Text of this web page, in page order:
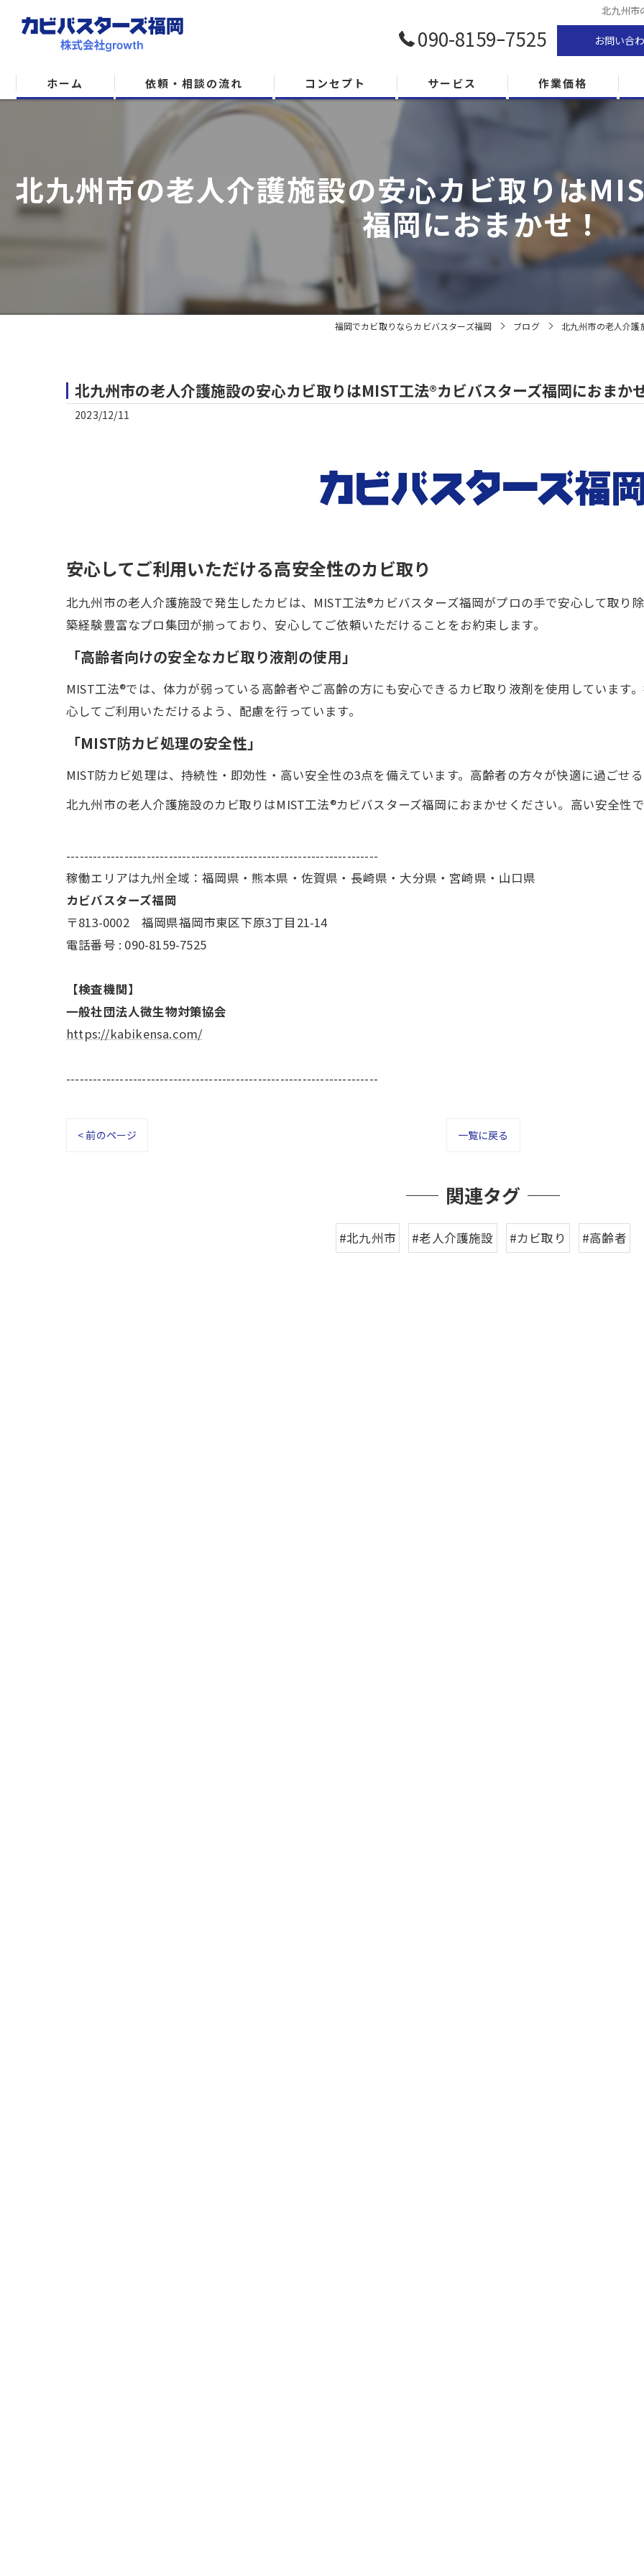
北九州市
090-8159ｰ7525 お問い合
ホーム 依頼・相談の流れ コンセプト サービス 作業価格
北九州市の老人介護施設の安心カビ取りは
福岡におまかせ！
福岡でカビ取りならカビバスターズ福岡 ブログ 北九州市の老人介護
北九州市の老人介護施設の安心カビ取りはMIST工法®カビバスターズ福岡におまか
2023/12/11
安心してご利用いただける高安全性のカビ取り
北九州市の老人介護施設で発生したカビは、MIST工法®カビバスターズ福岡がプロの手で安心して取り
築経験豊富なプロ集団が揃っており、安心してご依頼いただけることをお約束します。
「高齢者向けの安全なカビ取り液剤の使用」
MIST工法®では、体力が弱っている高齢者やご高齢の方にも安心できるカビ取り液剤を使用しています
心してご利用いただけるよう、配慮を行っています。
「MIST防カビ処理の安全性」
MIST防カビ処理は、持続性・即効性・高い安全性の3点を備えています。高齢者の方々が快適に過ごせ
北九州市の老人介護施設のカビ取りはMIST工法®カビバスターズ福岡におまかせください。高い安全性
----------------------------------------------------------------------
稼働エリアは九州全域：福岡県・熊本県・佐賀県・長崎県・大分県・宮崎県・山口県
カビバスターズ福岡
〒813-0002 福岡県福岡市東区下原3丁目21-14
電話番号 : 090-8159-7525
【検査機関】
一般社団法人微生物対策協会
https://kabikensa.com/
----------------------------------------------------------------------
< 前のページ 一覧に戻る
関連タグ
#北九州市 #老人介護施設 #カビ取り #高齢者